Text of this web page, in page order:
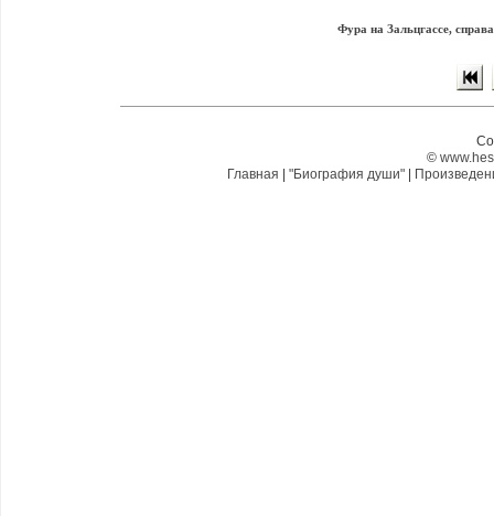
Фура на Зальцгассе,
©
Главная
"Биография души"